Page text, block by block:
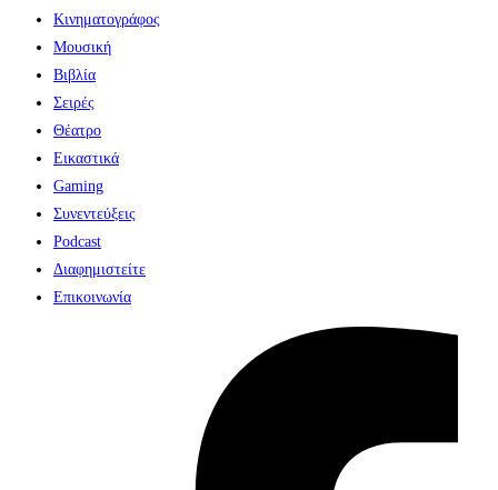
Κινηματογράφος
Μουσική
Βιβλία
Σειρές
Θέατρο
Εικαστικά
Gaming
Συνεντεύξεις
Podcast
Διαφημιστείτε
Επικοινωνία